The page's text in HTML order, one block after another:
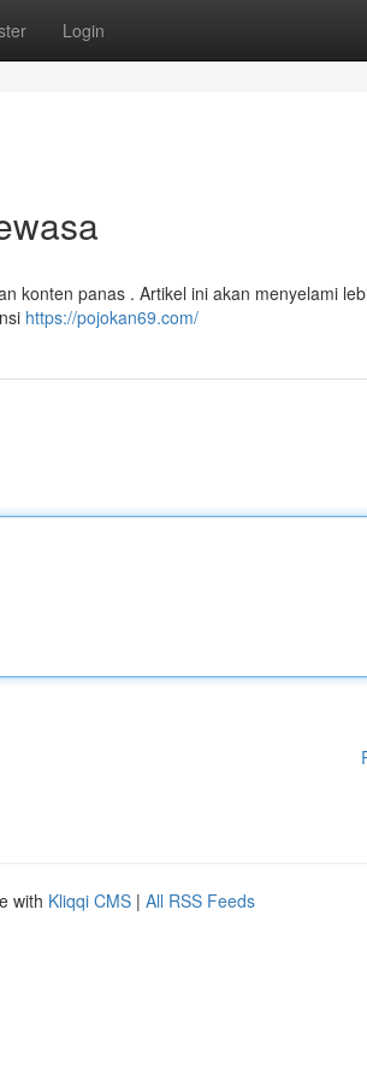
Login
konten panas . Artikel ini akan menyelami
https://pojokan69.com/
with Kliqqi CMS | All RSS Feeds